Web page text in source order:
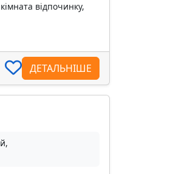
відпочинку,
ДЕТАЛЬНІШЕ